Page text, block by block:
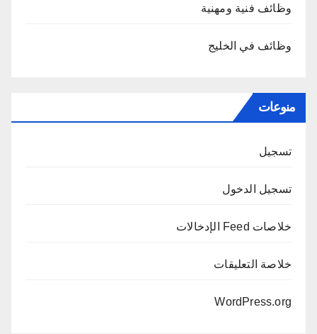
وظائف فنية ومهنية
وظائف في الخليج
منوعات
تسجيل
تسجيل الدخول
خلاصات Feed الإدخالات
خلاصة التعليقات
WordPress.org